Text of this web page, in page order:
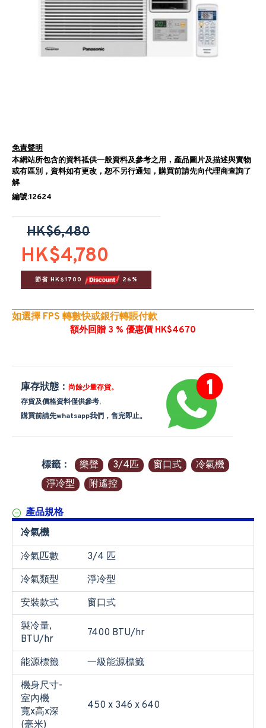
免責聲明
本網站所包含的資料祗供一般資料及參考之用，產品圖片及描述與實物
或有區別，資料如有更改，恕不另行通知，購買前請先向代理商查詢了
解
編號:12624
HK$4,780
HK$6,480
節省 HK$1700 26%
如選擇 FPS 轉數快或銀行轉賬付款
額外回贈 3 % 優惠價 HK$4670
庫存狀態： 尚餘少量存貨。
存貨及價格資料僅供參考,
購買前請先whatsapp我們，售完即止。
標籤： 樂聲 3/4匹 窗口式
冷氣機
淨冷型
附遙控
產品規格
冷氣機
冷氣匹數
3/4 匹
冷氣類型
淨冷型
安裝款式
窗口式
製冷量,
BTU/hr
7400 BTU/hr
能源標籤
一級能源標籤
機身尺寸-
室內機
寬x高x深
(毫米)
450 x 346 x 640